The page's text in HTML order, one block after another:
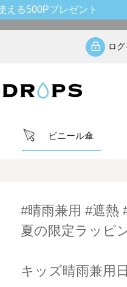
える500Pプレゼント
ロ
ビニール傘
#晴雨兼用 #遮熱
夏の限定ラッピ
キッズ晴雨兼用